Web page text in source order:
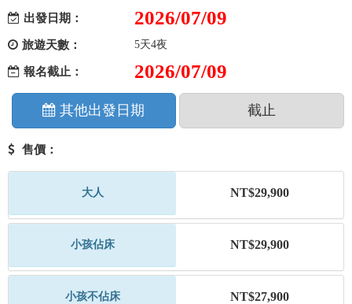
出發日期： 2026/07/09
旅遊天數： 5天4夜
報名截止： 2026/07/09
其他出發日期 截止
售價：
大人 NT$29,900
小孩佔床 NT$29,900
小孩不佔床 NT$27,900